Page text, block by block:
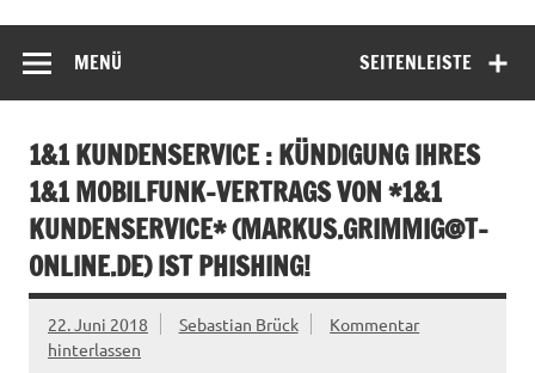
SEITENLEISTE
MENÜ
1&1 KUNDENSERVICE : KÜNDIGUNG IHRES
1&1 MOBILFUNK-VERTRAGS VON *1&1
KUNDENSERVICE* (MARKUS.GRIMMIG@T-
ONLINE.DE) IST PHISHING!
22. Juni 2018 Sebastian Brück
Kommentar
hinterlassen